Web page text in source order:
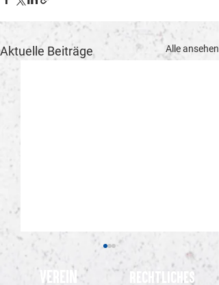
Aktuelle Beiträge Alle ansehen
Verein Rechtliches